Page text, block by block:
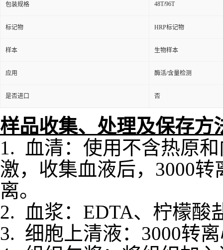
包装规格 48T/96T
标记物 HRP标记物
样本 生物样本
应用 酶活/含量检测
是否进口 否
样品收集、处理及保存方
1. 血清：使用不含热原
激，收集血液后，3000
离。
2. 血浆：EDTA、柠檬酸
3. 细胞上清液：3000转